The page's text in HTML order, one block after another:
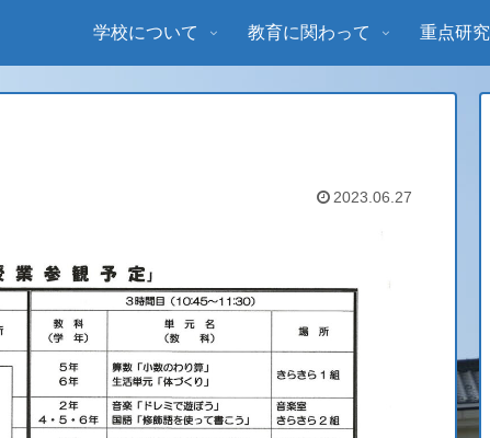
学校について 教育に関わって 重点研究
2023.06.27